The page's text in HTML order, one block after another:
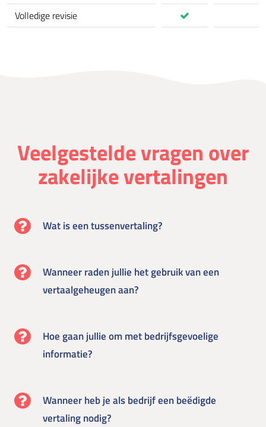
Volledige revisie
Veelgestelde vragen over
zakelijke vertalingen
Wat is een tussenvertaling?
Wanneer raden jullie het gebruik van een
vertaalgeheugen aan?
Hoe gaan jullie om met bedrijfsgevoelige
informatie?
Wanneer heb je als bedrijf een beëdigde
vertaling nodig?